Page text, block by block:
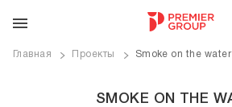
Главная Проекты Smoke on the water
SMOKE ON THE